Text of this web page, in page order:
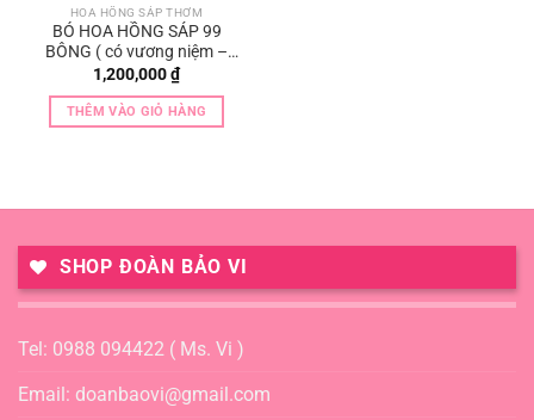
HOA HỒNG SÁP THƠM
BÓ HOA HỒNG SÁP 99
BÔNG ( có vương niệm –
toper )
1,200,000₫
THÊM VÀO GIỎ HÀNG
SHOP ĐOÀN BẢO VI
Tel: 0988 094422 ( Ms. Vi )
Email: doanbaovi@gmail.com